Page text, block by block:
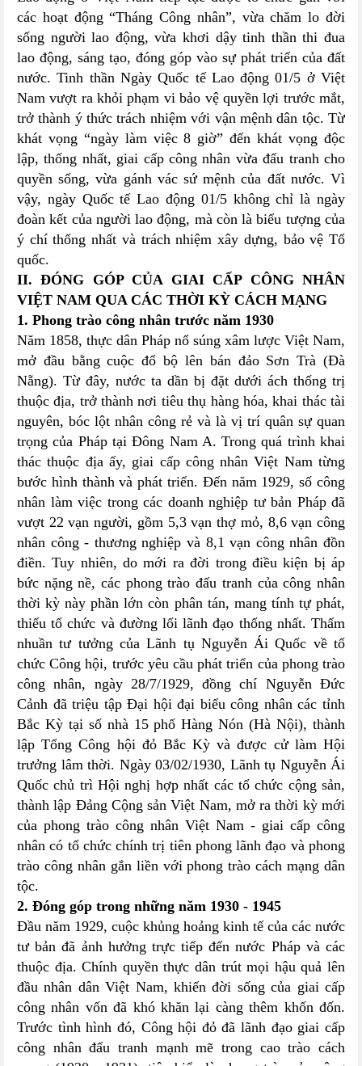
các hoạt động “Tháng Công nhân”, vừa chăm lo đời
sống người lao động, vừa khơi dậy tinh thần thi đua
lao động, sáng tạo, đóng góp vào sự phát triển của đất
nước. Tinh thần Ngày Quốc tế Lao động 01/5 ở Việt
Nam vượt ra khỏi phạm vi bảo vệ quyền lợi trước mắt,
trở thành ý thức trách nhiệm với vận mệnh dân tộc. Từ
khát vọng “ngày làm việc 8 giờ” đến khát vọng độc
lập, thống nhất, giai cấp công nhân vừa đấu tranh cho
quyền sống, vừa gánh vác sứ mệnh của đất nước. Vì
vậy, ngày Quốc tế Lao động 01/5 không chỉ là ngày
đoàn kết của người lao động, mà còn là biểu tượng của
ý chí thống nhất và trách nhiệm xây dựng, bảo vệ Tổ
quốc.
II. ĐÓNG GÓP CỦA GIAI CẤP CÔNG NHÂN
VIỆT NAM QUA CÁC THỜI KỲ CÁCH MẠNG
1. Phong trào công nhân trước năm 1930
Năm 1858, thực dân Pháp nổ súng xâm lược Việt Nam,
mở đầu bằng cuộc đổ bộ lên bán đảo Sơn Trà (Đà
Nẵng). Từ đây, nước ta dần bị đặt dưới ách thống trị
thuộc địa, trở thành nơi tiêu thụ hàng hóa, khai thác tài
nguyên, bóc lột nhân công rẻ và là vị trí quân sự quan
trọng của Pháp tại Đông Nam A. Trong quá trình khai
thác thuộc địa ấy, giai cấp công nhân Việt Nam từng
bước hình thành và phát triển. Đến năm 1929, số công
nhân làm việc trong các doanh nghiệp tư bản Pháp đã
vượt 22 vạn người, gồm 5,3 vạn thợ mỏ, 8,6 vạn công
nhân công - thương nghiệp và 8,1 vạn công nhân đồn
điền. Tuy nhiên, do mới ra đời trong điều kiện bị áp
bức nặng nề, các phong trào đấu tranh của công nhân
thời kỳ này phần lớn còn phân tán, mang tính tự phát,
thiếu tổ chức và đường lối lãnh đạo thống nhất. Thấm
nhuần tư tưởng của Lãnh tụ Nguyễn Ái Quốc về tổ
chức Công hội, trước yêu cầu phát triển của phong trào
công nhân, ngày 28/7/1929, đồng chí Nguyễn Đức
Cảnh đã triệu tập Đại hội đại biểu công nhân các tỉnh
Bắc Kỳ tại số nhà 15 phố Hàng Nón (Hà Nội), thành
lập Tổng Công hội đỏ Bắc Kỳ và được cử làm Hội
trưởng lâm thời. Ngày 03/02/1930, Lãnh tụ Nguyễn Ái
Quốc chủ trì Hội nghị hợp nhất các tổ chức cộng sản,
thành lập Đảng Cộng sản Việt Nam, mở ra thời kỳ mới
của phong trào công nhân Việt Nam - giai cấp công
nhân có tổ chức chính trị tiên phong lãnh đạo và phong
trào công nhân gắn liền với phong trào cách mạng dân
tộc.
2. Đóng góp trong những năm 1930 - 1945
Đầu năm 1929, cuộc khủng hoảng kinh tế của các nước
tư bản đã ảnh hưởng trực tiếp đến nước Pháp và các
thuộc địa. Chính quyền thực dân trút mọi hậu quả lên
đầu nhân dân Việt Nam, khiến đời sống của giai cấp
công nhân vốn đã khó khăn lại càng thêm khốn đốn.
Trước tình hình đó, Công hội đỏ đã lãnh đạo giai cấp
công nhân đấu tranh mạnh mẽ trong cao trào cách